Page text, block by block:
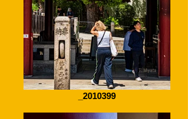
_2010399